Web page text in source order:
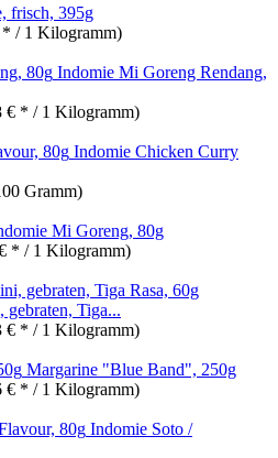
frisch, 395g
* / 1 Kilogramm)
Indomie Mi Goreng Rendang,
€ * / 1 Kilogramm)
Indomie Chicken Curry
Gramm)
Mi Goreng, 80g
* / 1 Kilogramm)
Tiga...
€ * / 1 Kilogramm)
Margarine "Blue Band", 250g
€ * / 1 Kilogramm)
Indomie Soto /